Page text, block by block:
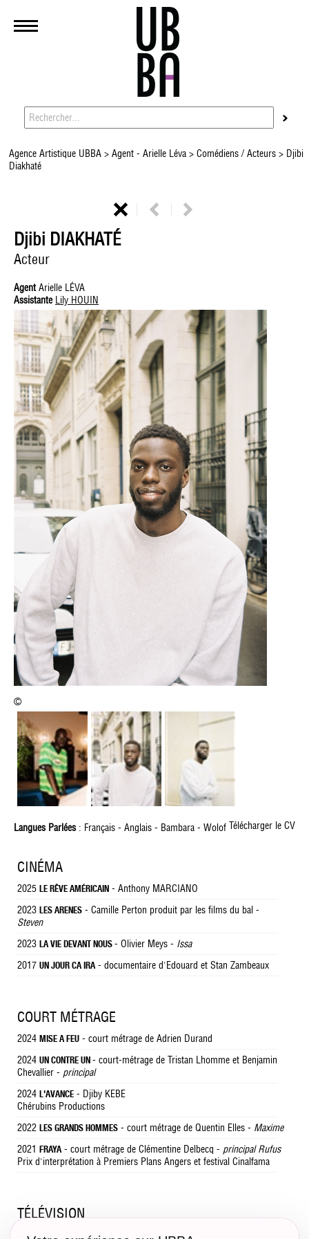
Agence Artistique UBBA>Agent - Arielle Léva > Comédiens / Acteurs> Djibi
Diakhaté
Djibi DIAKHATÉ
Acteur
AgentArielle LÉVA
Assistante Lily HOUIN
©
Langues Parlées: Français - Anglais - Bambara - Wolof Télécharger le CV
CINÉMA
2025 LE RÊVE AMÉRICAIN - Anthony MARCIANO
2023
LES ARENES - Camille Perton produit par les films du bal -
Steven
2023
LA VIE DEVANT NOUS - Olivier Meys - Issa
2017 UN JOUR CA IRA- documentaire d'Edouard et Stan Zambeaux
COURT MÉTRAGE
2024 MISE A FEU - court métrage de Adrien Durand
2024 UN CONTRE UN - court-métrage de Tristan Lhomme et Benjamin
Chevallier - principal
2024
L'AVANCE - Djiby KEBE
Chérubins Productions
2022
LES GRANDS HOMMES - court métrage de Quentin Elles - Maxime
2021 FRAYA- court métrage de Clémentine Delbecq - principal Rufus
Prix d'interprétation à Premiers Plans Angers et festival Cinalfama
TÉLÉVISION
2023 FURIES - Cédric NICOLAS-TROYAN - Netflix